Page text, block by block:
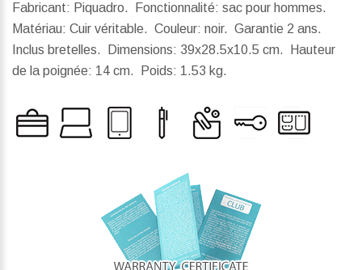
Fabricant: Piquadro. Fonctionnalité: sac pour hommes.
Matériau: Cuir véritable. Couleur: noir. Garantie 2 ans.
Inclus bretelles.
Dimensions: 39x28.5x10.5 cm.
Hauteur
de la poignée: 14 cm. Poids: 1.53 kg.